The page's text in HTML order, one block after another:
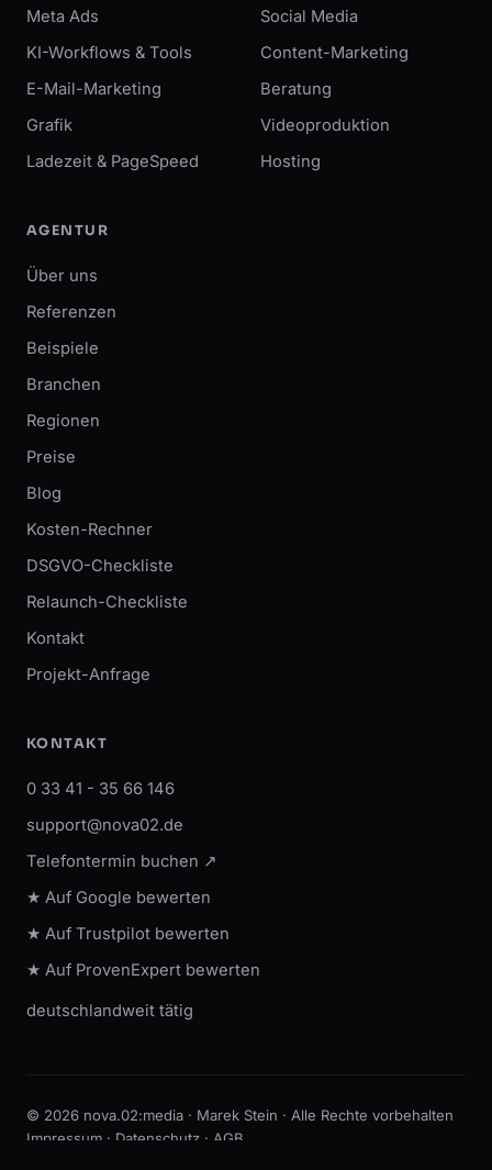
Meta Ads
Social Media
KI-Workflows & Tools
Content-Marketing
E-Mail-Marketing
Beratung
Grafik
Videoproduktion
Ladezeit & PageSpeed
Hosting
AGENTUR
Über uns
Referenzen
Beispiele
Branchen
Regionen
Preise
Blog
Kosten-Rechner
DSGVO-Checkliste
Relaunch-Checkliste
Kontakt
Projekt-Anfrage
KONTAKT
0 33 41 - 35 66 146
support@nova02.de
Telefontermin buchen ↗
★ Auf Google bewerten
★ Auf Trustpilot bewerten
★ Auf ProvenExpert bewerten
deutschlandweit tätig
© 2026 nova.02:media · Marek Stein · Alle Rechte vorbehalten
Impressum · Datenschutz · AGB